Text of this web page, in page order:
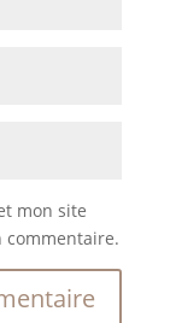
mon site